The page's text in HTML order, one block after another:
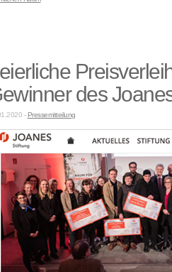
des
- Pressemitteilung